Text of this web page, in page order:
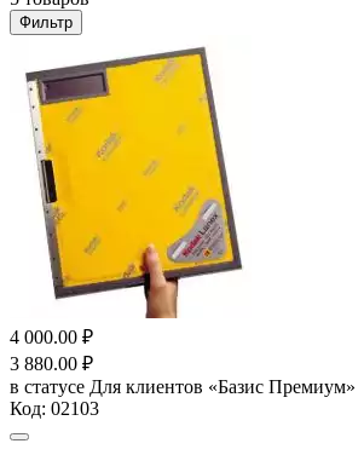
Фильтр
4 000.00 ₽
3 880.00 ₽
в статусе Для клиентов «Базис Премиум»
Код: 02103